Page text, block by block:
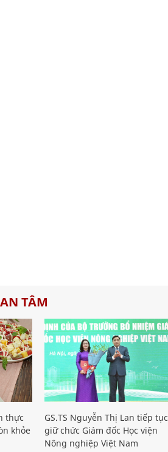
TÂM
thực
khỏe
GS.TS Nguyễn Thị Lan tiếp tục
giữ chức Giám đốc Học viện
Nông nghiệp Việt Nam